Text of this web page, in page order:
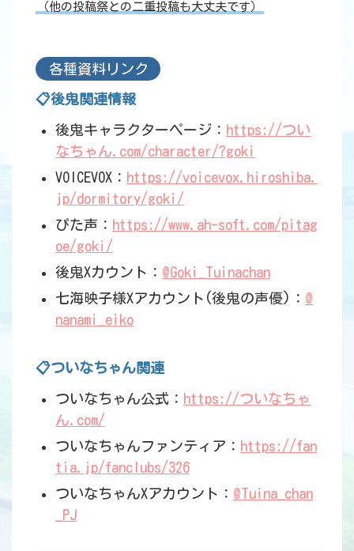
（他の投稿祭との二重投稿も大丈夫です）
各種資料リンク
📋後鬼関連情報
後鬼キャラクターページ： https://つい
なちゃん.com/character/?goki
VOICEVOX： https://voicevox.hiroshiba.
jp/dormitory/goki/
ぴた声： https://www.ah-soft.com/pitag
oe/goki/
後鬼Xカウント： @Goki_Tuinachan
七海映子様Xアカウント(後鬼の声優)： @
nanami_eiko
📋ついなちゃん関連
ついなちゃん公式： https://ついなちゃ
ん.com/
ついなちゃんファンティア： https://fan
tia.jp/fanclubs/326
ついなちゃんXアカウント： @Tuina_chan
_PJ